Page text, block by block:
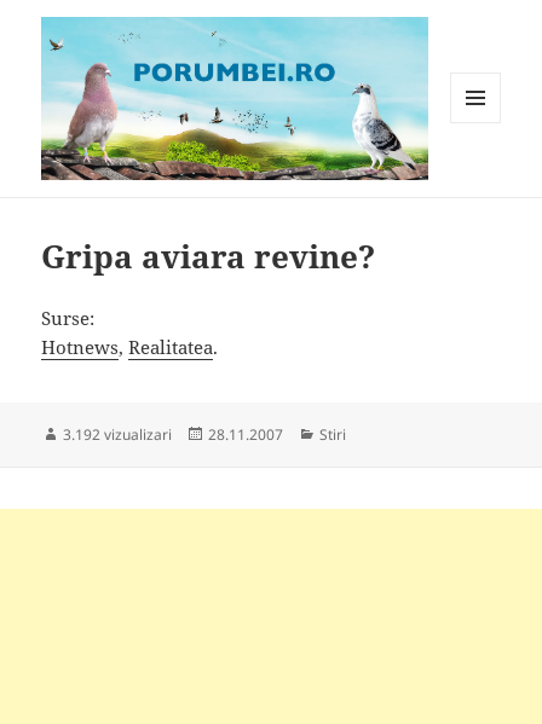
Gripa aviara revine?
Surse:
Hotnews,Realitatea.
3.192 vizualizari
Publicat
28.11.2007 Categorii
Stiri